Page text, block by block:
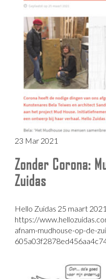
23 Mar 2021
Zonder Corona:
Zuidas
Hello Zuidas 25 maart 2021
https://
afnam-mudhouse-op-de-